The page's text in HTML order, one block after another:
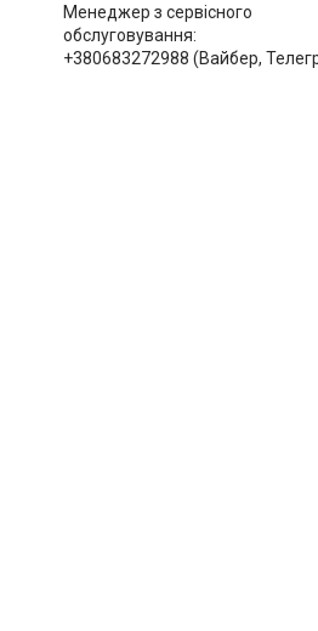
Менеджер з сервісного
обслуговування
+380683272988 (Вайбер,